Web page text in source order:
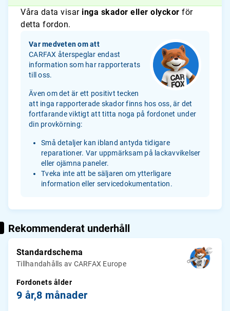
Våra data visar inga skador eller olyckor för
detta fordon.
Var medveten om att
CARFAX återspeglar endast
information som har rapporterats
till oss.
Även om det är ett positivt tecken
att inga rapporterade skador finns hos oss, är det
fortfarande viktigt att titta noga på fordonet under
din provkörning:
Små detaljer kan ibland antyda tidigare
reparationer. Var uppmärksam på lackavvikelser
eller ojämna paneler.
Tveka inte att be säljaren om ytterligare
information eller servicedokumentation.
Rekommenderat underhåll
Standardschema
Tillhandahålls av CARFAX Europe
Fordonets ålder
9 år,8 månader